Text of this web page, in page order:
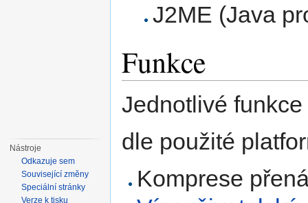
J2ME (Java
Funkce
Jednotlivé
dle použité
Komprese
Nástroje
Odkazuje sem
Související změny
Speciální stránky
Verze k tisku